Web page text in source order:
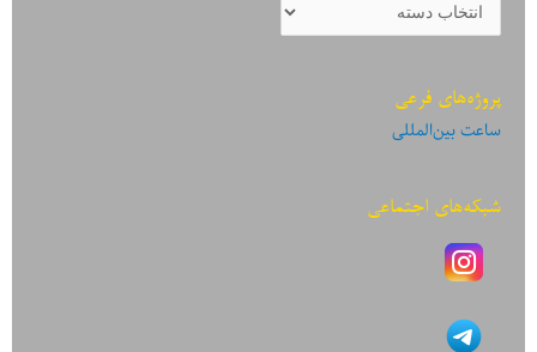
نوشته‌ها
پروژه‌های فرعی
ساعت بین‌المللی
شبکه‌های اجتماعی